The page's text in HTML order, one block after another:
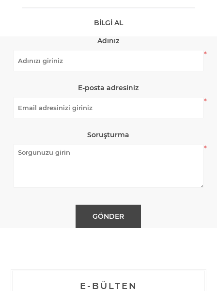
BILGI AL
Adınız
*
E-posta adresiniz
*
Soruşturma
*
E-BÜLTEN